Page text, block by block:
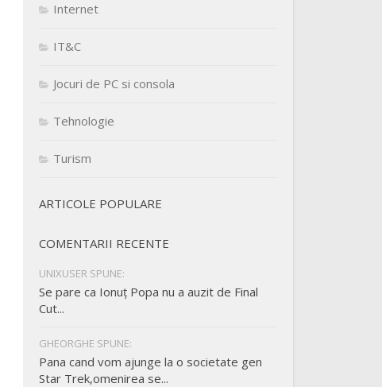
Internet
IT&C
Jocuri de PC si consola
Tehnologie
Turism
ARTICOLE POPULARE
COMENTARII RECENTE
UNIXUSER SPUNE:
Se pare ca Ionuț Popa nu a auzit de Final
Cut...
GHEORGHE SPUNE:
Pana cand vom ajunge la o societate gen
Star Trek,omenirea se...